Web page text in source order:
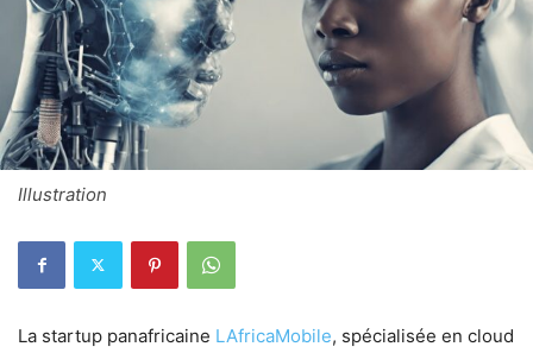
Illustration
La startup panafricaine LAfricaMobile, spécialisée en cloud